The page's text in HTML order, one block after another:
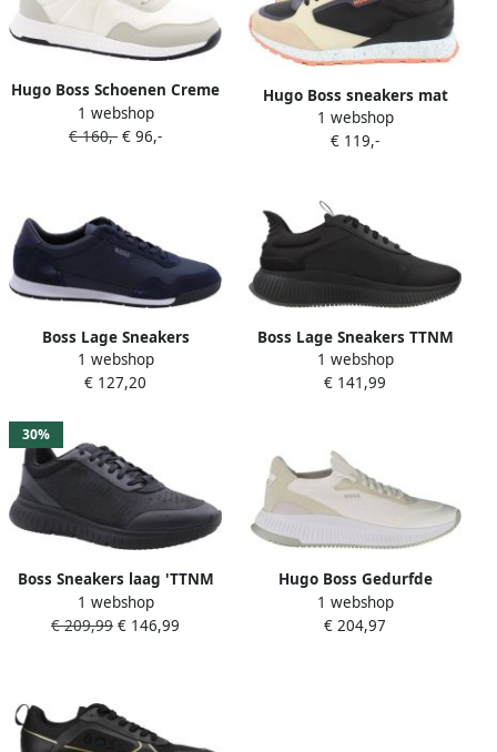
Hugo Boss Schoenen Creme
Heren
1 webshop
€ 160,- € 96,-
Hugo Boss sneakers mat
1 webshop
€ 119,-
Boss Lage Sneakers
Titanium SL sdtxny
1 webshop
€ 127,20
Boss Lage Sneakers TTNM
EVO_Runn_rsmh 10266590
50536488
1 webshop
€ 141,99
30%
Boss Sneakers laag 'TTNM
LIGHT Runn ltnu'
1 webshop
€ 209,99 € 146,99
Hugo Boss Gedurfde
Sportsneaker met
Contrasterende Details
1 webshop
€ 204,97